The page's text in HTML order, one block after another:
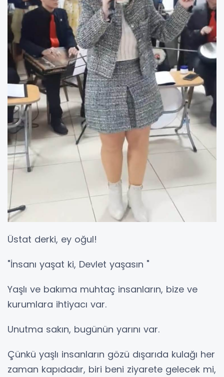
Üstat derki, ey oğul!
"İnsanı yaşat ki, Devlet yaşasın "
Yaşlı ve bakıma muhtaç insanların, bize ve
kurumlara ihtiyacı var.
Unutma sakın, bugünün yarını var.
Çünkü yaşlı insanların gözü dışarıda kulağı her
zaman kapıdadır, biri beni ziyarete gelecek mi,